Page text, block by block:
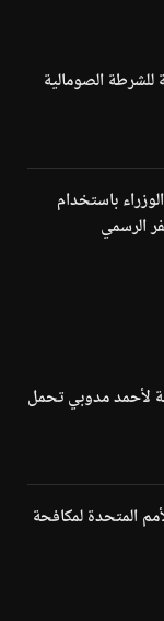
الصومالية
باستخدام
الرسمي
لأحمد مدوبي تحمل
المتحدة لمكافحة